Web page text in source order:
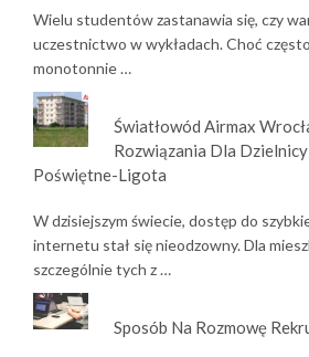
Wielu studentów zastanawia się, czy
uczestnictwo w wykładach. Choć
monotonnie …
Światłowód Airmax
Rozwiązania Dla
Poświętne-Ligota
W dzisiejszym świecie, dostęp do
internetu stał się nieodzowny. Dla
szczególnie tych z …
Sposób Na Rozmowę